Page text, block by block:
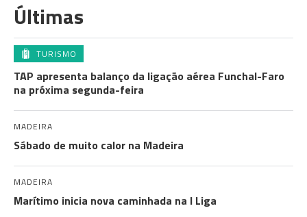
Últimas
TURISMO
TAP apresenta balanço da ligação aérea Funchal-Faro
na próxima segunda-feira
MADEIRA
Sábado de muito calor na Madeira
MADEIRA
Marítimo inicia nova caminhada na I Liga